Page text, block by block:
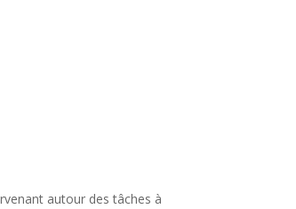
autour des tâches à